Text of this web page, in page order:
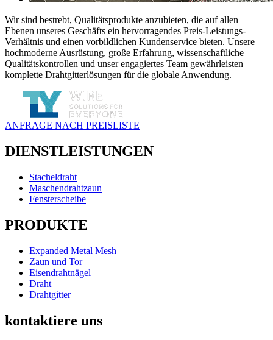
Wir sind bestrebt, Qualitätsprodukte anzubieten, die auf allen
Ebenen unseres Geschäfts ein hervorragendes Preis-Leistungs-
Verhältnis und einen vorbildlichen Kundenservice bieten. Unsere
hochmoderne Ausrüstung, große Erfahrung, wissenschaftliche
Qualitätskontrollen und unser engagiertes Team gewährleisten
komplette Drahtgitterlösungen für die globale Anwendung.
ANFRAGE NACH PREISLISTE
DIENSTLEISTUNGEN
Stacheldraht
Maschendrahtzaun
Fensterscheibe
PRODUKTE
Expanded Metal Mesh
Zaun und Tor
Eisendrahtnägel
Draht
Drahtgitter
kontaktiere uns